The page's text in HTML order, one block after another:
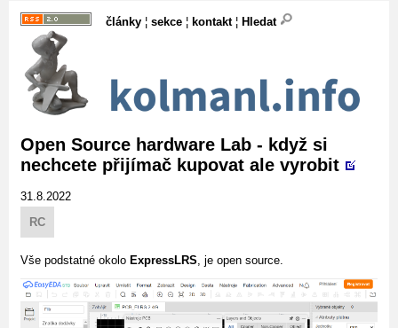
články ¦ sekce ¦ kontakt¦ Hledat
Open Source hardware Lab - když si
nechcete přijímač kupovat ale vyrobit
31.8.2022
RC
Vše podstatné okolo ExpressLRS , je open source.